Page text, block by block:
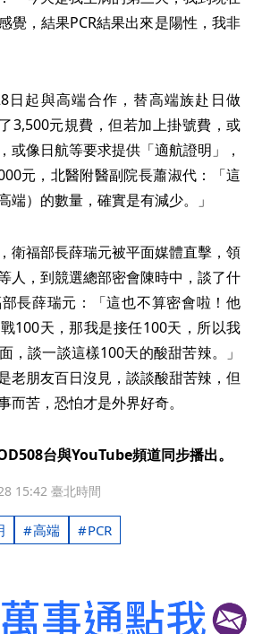
覺，結果PCR結果出來是陽性，我非
日起與高端合作，替高端族赴日做
3,500元規費，但若加上掛號費，或
或像日航等要求提供「適航證明」，
元，北醫附醫副院長蕭淑代：「這
端）的數量，確實是有減少。」
衛福部長薛瑞元被平面媒體直擊，領
人，到競選總部密會陳時中，談了什
長薛瑞元：「這也不算密會啦！他
戰100天，那我是接任100天，所以我
，談一談這樣100天的酸甜苦辣。」
老朋友百日沒見，談談酸甜苦辣，但
而苦，恐怕才是外界好奇。
台與YouTube頻道同步播出。
15:42 臺北時間
高端 PCR